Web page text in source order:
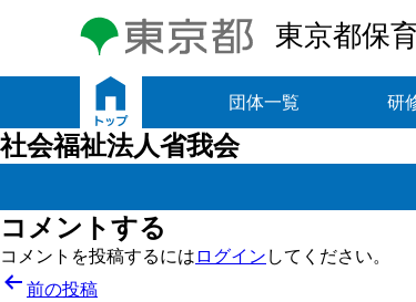
東京都保
団体一覧 研
社会福祉法人省我会
コメントする
コメントを投稿するには ログイン してください。
投 前の投稿